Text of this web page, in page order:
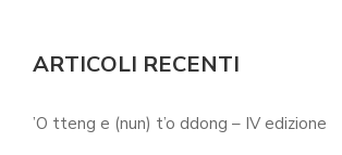
ARTICOLI RECENTI
’O tteng e (nun) t’o ddong – IV edizione